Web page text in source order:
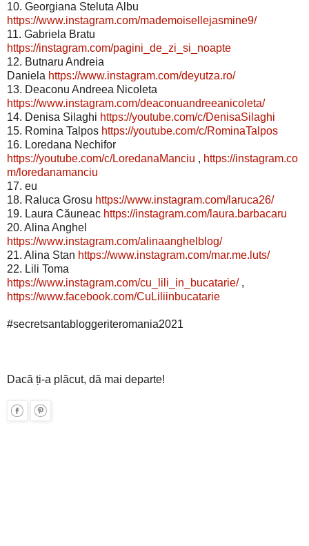
10. Georgiana Steluta Albu
https://www.instagram.com/mademoisellejasmine9/
11. Gabriela Bratu
https://instagram.com/pagini_de_zi_si_noapte
12. Butnaru Andreia
Daniela https://www.instagram.com/deyutza.ro/
13. Deaconu Andreea Nicoleta
https://www.instagram.com/deaconuandreeanicoleta/
14. Denisa Silaghi https://youtube.com/c/DenisaSilaghi
15. Romina Talpos https://youtube.com/c/RominaTalpos
16. Loredana Nechifor
https://youtube.com/c/LoredanaManciu , https://instagram.co
m/loredanamanciu
17. eu
18. Raluca Grosu https://www.instagram.com/laruca26/
19. Laura Căuneac https://instagram.com/laura.barbacaru
20. Alina Anghel
https://www.instagram.com/alinaanghelblog/
21. Alina Stan https://www.instagram.com/mar.me.luts/
22. Lili Toma
https://www.instagram.com/cu_lili_in_bucatarie/,
https://www.facebook.com/CuLiliinbucatarie
#secretsantabloggeriteromania2021
Dacă ți-a plăcut, dă mai departe!